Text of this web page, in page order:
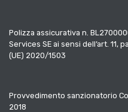
Polizza assicurativa n.
Services SE ai sensi dell’art. 11,
(UE) 2020/1503
Provvedimento sanzionatorio
2018